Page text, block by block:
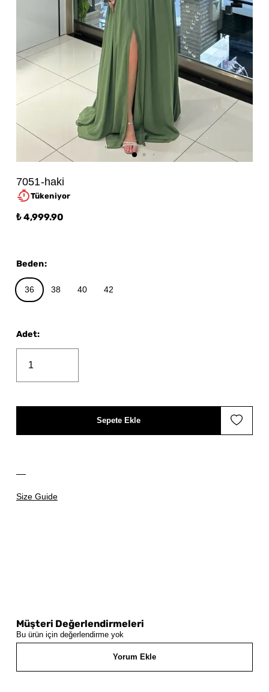
7051-haki
Tükeniyor
₺ 4,999.90
Size Guide
Beden:
36 38 40 42
Adet:
Sepete Ekle
Müşteri Değerlendirmeleri
Bu ürün için değerlendirme yok
Yorum Ekle